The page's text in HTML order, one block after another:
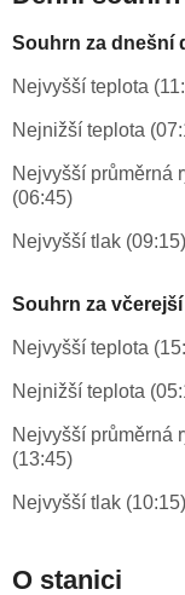
Souhrn za dnešní
Nejvyšší teplota
Nejnižší teplota
Nejvyšší průměrná
(06:45)
Nejvyšší tlak (09:15)
Souhrn za
Nejvyšší teplota
Nejnižší teplota
Nejvyšší průměrná
(13:45)
Nejvyšší tlak (10:15)
O stanici